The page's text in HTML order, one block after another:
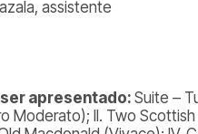
assistente
ser apresentado:Suite –
Moderato); II. Two